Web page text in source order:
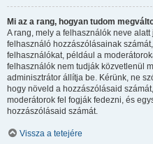
Mi az a rang, hogyan tudom
A rang, mely a felhasználók neve
felhasználó hozzászólásainak
felhasználókat, például a
felhasználók nem tudják közvetlenül
adminisztrátor állítja be. Kérünk, ne
hogy növeld a hozzászólásaid
moderátorok fel fogják fedezni, és
hozzászólásaid számát.
Vissza a tetejére